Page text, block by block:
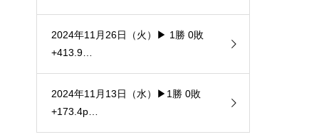
2024年11月26日（火）▶ 1勝 0敗
+413.9…
2024年11月13日（水）▶1勝 0敗
+173.4p…